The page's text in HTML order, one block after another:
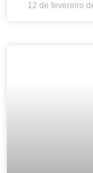
12 de fevereiro